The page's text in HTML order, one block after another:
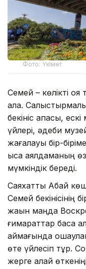
Фото: Үкімет
Семей – көлікті
қала.
бекініс қақпасы,
үйлері, әдеби
жағалауы бір-
қысқа аялдаманың
мүмкіндік береді.
Саяхатты Абай
Семей бекінісінің
жақын маңда
ғимараттар басқа
аймағында
өте үйлесіп тұр.
жерге қалай